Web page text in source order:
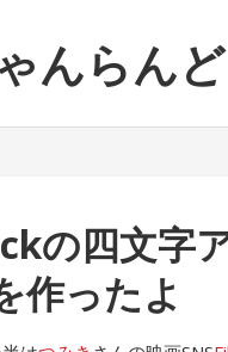
んらんど
の四文字
作ったよ